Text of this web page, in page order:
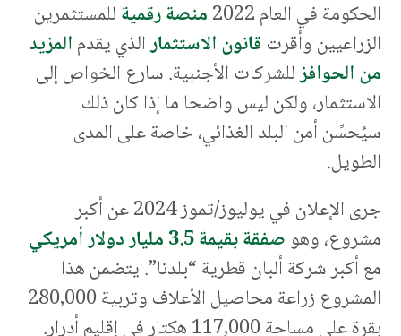
الحكومة في العام 2022
منصة رقميةللمستثمرين
الزراعيين وأقرت قانون الاستثمارالذي يقدمالمزيد
من الحوافزللشركات الأجنبية. سارع الخواص إلى
الاستثمار، ولكن ليس واضحا ما إذا كان ذلك
سيُحسِّن أمن البلد الغذائي، خاصة على المدى
الطويل.
جرى الإعلان في يوليوز/تموز 2024 عن أكبر
مشروع، وهوصفقة بقيمة 3.5 مليار دولار أمريكي
مع أكبر شركة ألبان قطرية “بلدنا”. يتضمن هذا
المشروع زراعة محاصيل الأعلاف وتربية 280,000
بقرة على مساحة 117,000 هكتار في إقليم أدرار.